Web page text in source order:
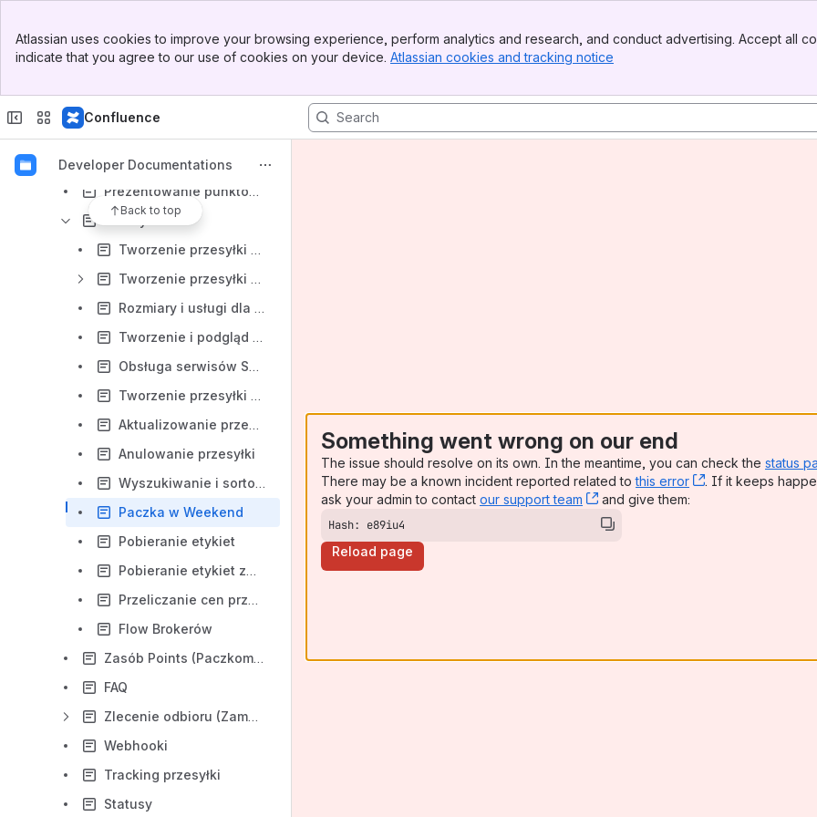
Top Bar
Sidebar
Atlassian uses cookies to improve your browsing experience, perform analytics and research, and conduct advertising. Accept all
indicate that you agree to our use of cookies on your device. Atlassian cookies and tracking notice
Confluence
Developer Documentations
Back to top
Results will update as you type.
InPost Integration FAQ
Proces integracji z usługami InPost
Prezentowanie punktów odbioru
Przesyłka
Tworzenie przesyłki w trybie uproszczonym
Tworzenie przesyłki w trybie ofertowym
Rozmiary i usługi dla przesyłek
Tworzenie i podgląd wielu przesyłek
Obsługa serwisów SMART
Tworzenie przesyłki eSmartMIX
Aktualizowanie przesyłki
Anulowanie przesyłki
Wyszukiwanie i sortowanie przesyłek
Paczka w Weekend
Pobieranie etykiet
Pobieranie etykiet zwrotnych
Przeliczanie cen przesyłek
Flow Brokerów
Zasób Points (Paczkomat®, PaczkoPunkty)
FAQ
Zlecenie odbioru (Zamawianie kuriera)
Webhooki
Tracking przesyłki
Statusy
Something went wrong on our end
The issue should resolve on its own. In the meantime, you can check the status
There may be a known incident reported related tothis error , (opens new
. If it keeps
ask your admin to contact our support team , (opens new window)
and give them:
Hash: e89iu4
Reload page